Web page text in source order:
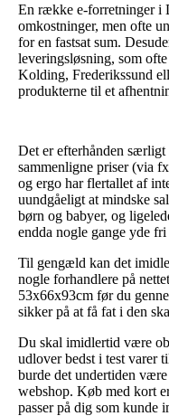
En række e-forretninger i
omkostninger, men ofte
for en fastsat sum.
leveringsløsning, som
Kolding, Frederikssund
produkterne til et
Det er efterhånden
sammenligne priser (via
og ergo har flertallet af
uundgåeligt at mindske
børn og babyer, og
endda nogle gange yde
Til gengæld kan det
nogle forhandlere på
53x66x93cm før du
sikker på at få fat i den
Du skal imidlertid være
udlover bedst i test varer
burde det undertiden
webshop. Køb med kort
passer på dig som kunde